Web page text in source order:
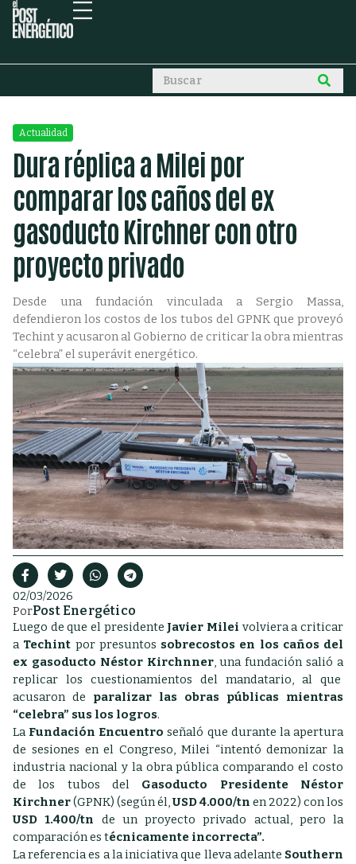
Actualidad
Dura réplica a Milei por
comparar los caños del ex
gasoducto Kirchner con otro
proyecto privado
Desde una fundación vinculada a Sergio Massa,
defendieron los costos de los tubos del GPNK que proveyó
Techint y acusaron al Gobierno de criticar la obra mientras
“celebra” el superávit energético.
02/03/2026
PorPost Energético
Luego de que el presidente Javier Milei volviera a criticar
a Techint por presuntos sobrecostos en los caños del
ex gasoducto Néstor Kirchnner, una fundación salió a
replicar los cuestionamientos del mandatario, al que
acusaron de paralizar las obras públicas mientras
“celebra” sus los logros.
La Fundación Encuentro señaló que durante la apertura
de sesiones en el Congreso, Milei “intentó demonizar la
industria nacional y la obra pública comparando el costo
de los tubos del Gasoducto Presidente Néstor
Kirchner(GPNK) (según él,USD 4.000/tn en 2022) con los
USD 1.400/tn de un proyecto privado actual, pero la
comparación es técnicamente incorrecta”.
La referencia es a la iniciativa que lleva adelante Southern